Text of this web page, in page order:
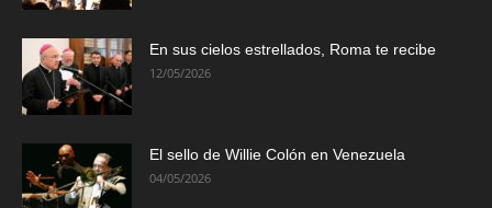
En sus cielos estrellados, Roma te recibe
12/05/2026
El sello de Willie Colón en Venezuela
04/05/2026